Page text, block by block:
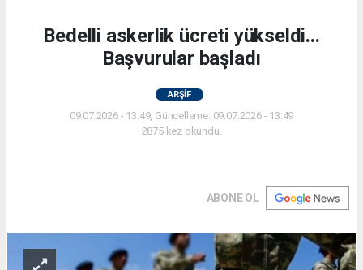
Bedelli askerlik ücreti yükseldi...
Başvurular başladı
ARŞİF
09.07.2026 - 13:49, Güncelleme: 09.07.2026 - 13:49
2875 kez okundu.
ABONE OL